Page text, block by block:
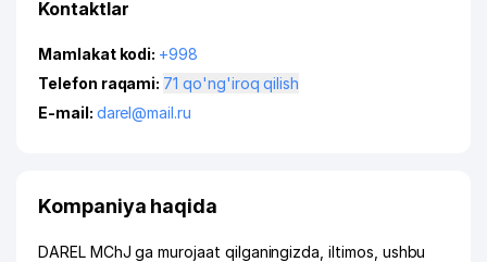
Kontaktlar
Mamlakat kodi: +998
Telefon raqami:
71 qo'ng'iroq qilish
E-mail: darel@mail.ru
Kompaniya haqida
DAREL MChJ ga murojaat qilganingizda, iltimos, ushbu